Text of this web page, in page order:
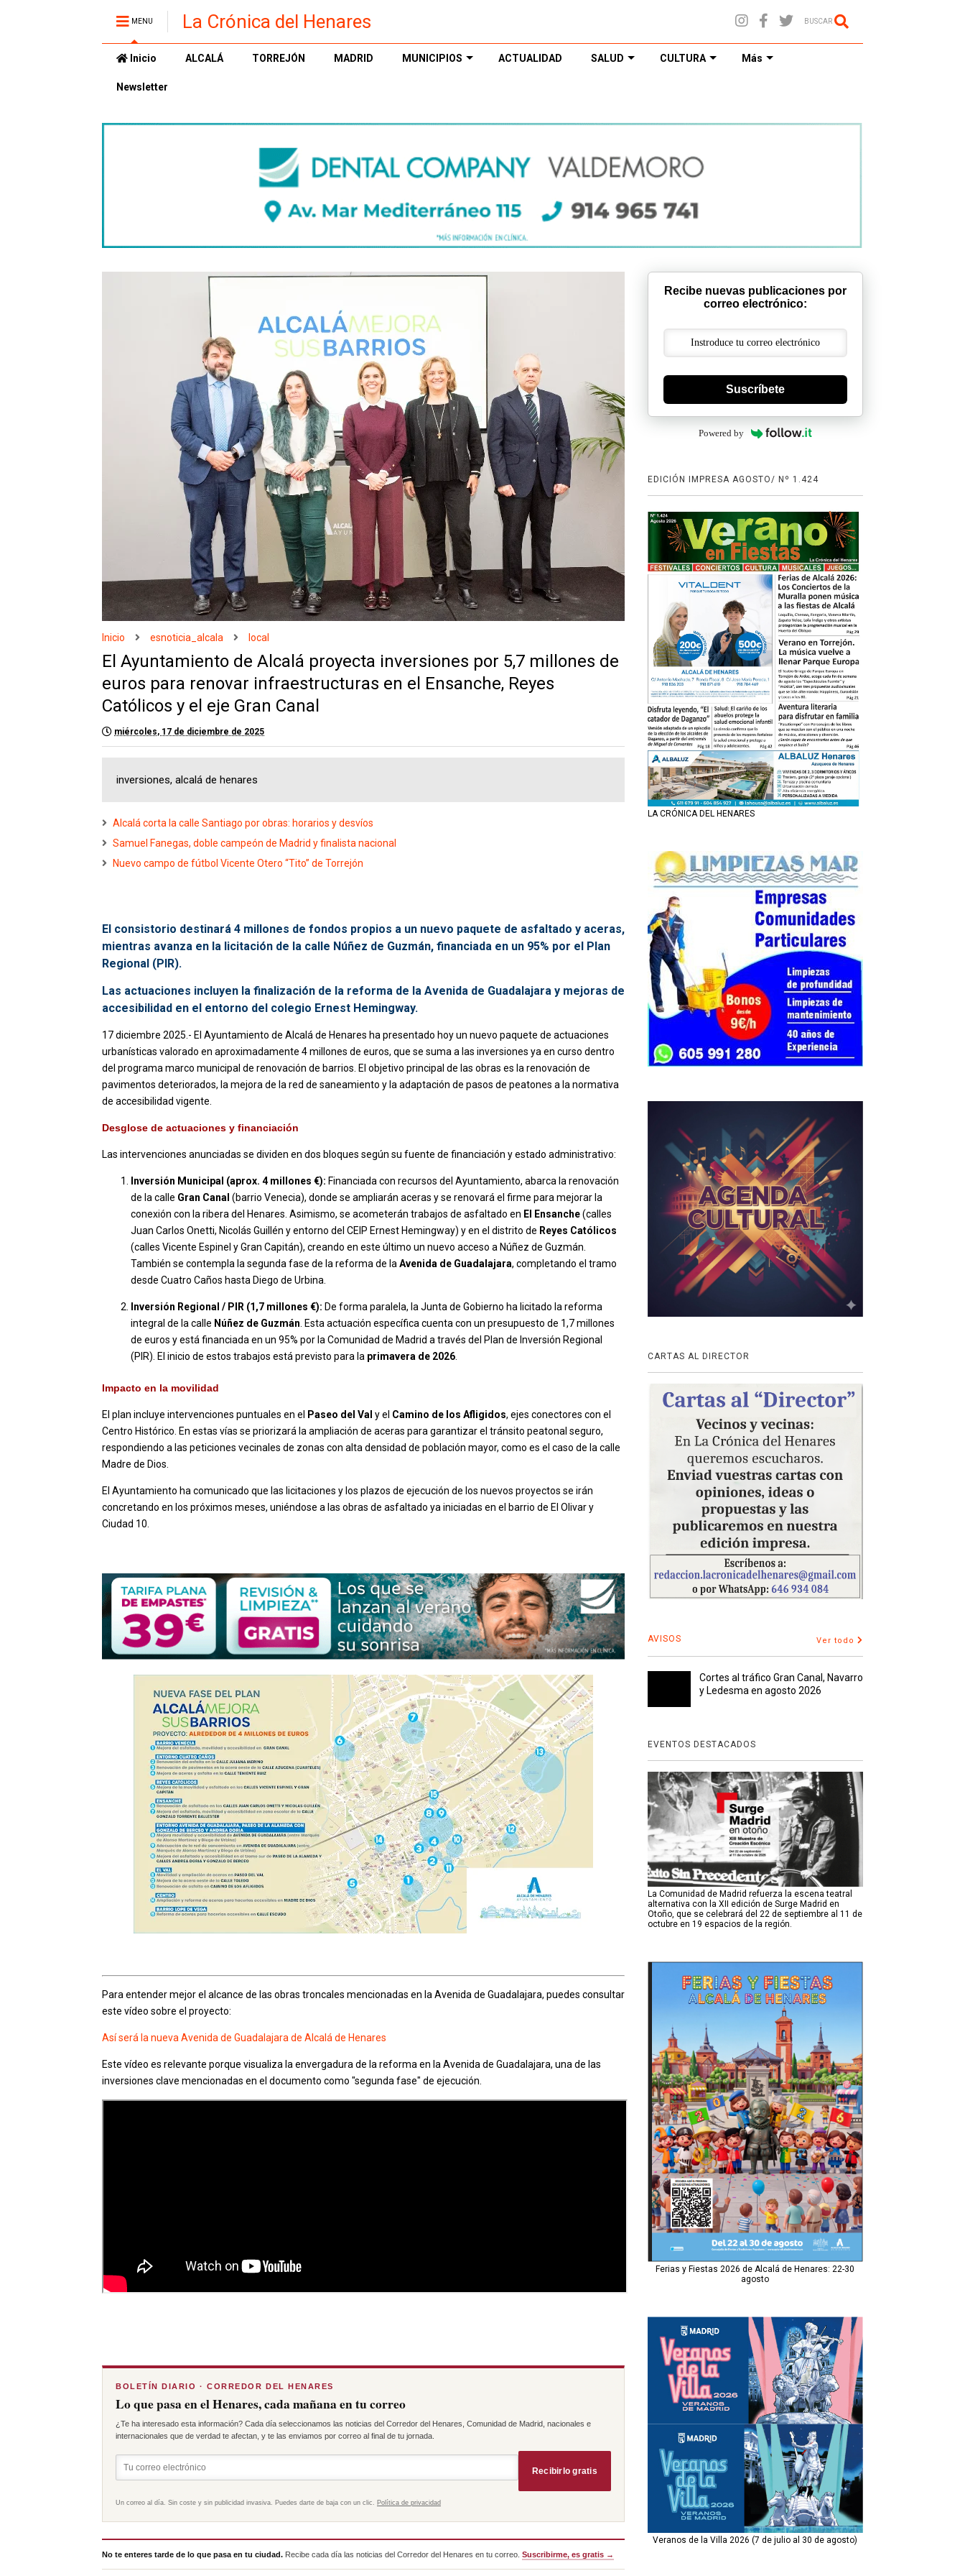
MENU La Crónica del Henares BUSCAR
Inicio ALCALÁ TORREJÓN MADRID MUNICIPIOS ACTUALIDAD SALUD CULTURA Más
Newsletter
Inicio esnoticia_alcala local
El Ayuntamiento de Alcalá proyecta inversiones por 5,7 millones de
euros para renovar infraestructuras en el Ensanche, Reyes
Católicos y el eje Gran Canal
miércoles, 17 de diciembre de 2025
inversiones, alcalá de henares
Alcalá corta la calle Santiago por obras: horarios y desvíos
Samuel Fanegas, doble campeón de Madrid y finalista nacional
Nuevo campo de fútbol Vicente Otero “Tito” de Torrejón
El consistorio destinará 4 millones de fondos propios a un nuevo paquete de asfaltado y aceras,
mientras avanza en la licitación de la calle Núñez de Guzmán, financiada en un 95% por el Plan
Regional (PIR).
Las actuaciones incluyen la finalización de la reforma de la Avenida de Guadalajara y mejoras de
accesibilidad en el entorno del colegio Ernest Hemingway.
17 diciembre 2025.- El Ayuntamiento de Alcalá de Henares ha presentado hoy un nuevo paquete de actuaciones
urbanísticas valorado en aproximadamente 4 millones de euros, que se suma a las inversiones ya en curso dentro
del programa marco municipal de renovación de barrios. El objetivo principal de las obras es la renovación de
pavimentos deteriorados, la mejora de la red de saneamiento y la adaptación de pasos de peatones a la normativa
de accesibilidad vigente.
Desglose de actuaciones y financiación
Las intervenciones anunciadas se dividen en dos bloques según su fuente de financiación y estado administrativo:
Inversión Municipal (aprox. 4 millones €): Financiada con recursos del Ayuntamiento, abarca la renovación
de la calle Gran Canal (barrio Venecia), donde se ampliarán aceras y se renovará el firme para mejorar la
conexión con la ribera del Henares. Asimismo, se acometerán trabajos de asfaltado en El Ensanche(calles
Juan Carlos Onetti, Nicolás Guillén y entorno del CEIP Ernest Hemingway) y en el distrito de Reyes Católicos
(calles Vicente Espinel y Gran Capitán), creando en este último un nuevo acceso a Núñez de Guzmán.
También se contempla la segunda fase de la reforma de la Avenida de Guadalajara, completando el tramo
desde Cuatro Caños hasta Diego de Urbina.
Inversión Regional / PIR (1,7 millones €): De forma paralela, la Junta de Gobierno ha licitado la reforma
integral de la calle Núñez de Guzmán . Esta actuación específica cuenta con un presupuesto de 1,7 millones
de euros y está financiada en un 95% por la Comunidad de Madrid a través del Plan de Inversión Regional
(PIR). El inicio de estos trabajos está previsto para la primavera de 2026
Impacto en la movilidad
El plan incluye intervenciones puntuales en el Paseo del Val y el Camino de los Afligidos, ejes conectores con el
Centro Histórico. En estas vías se priorizará la ampliación de aceras para garantizar el tránsito peatonal seguro,
respondiendo a las peticiones vecinales de zonas con alta densidad de población mayor, como es el caso de la calle
Madre de Dios.
El Ayuntamiento ha comunicado que las licitaciones y los plazos de ejecución de los nuevos proyectos se irán
concretando en los próximos meses, uniéndose a las obras de asfaltado ya iniciadas en el barrio de El Olivar y
Ciudad 10.
Para entender mejor el alcance de las obras troncales mencionadas en la Avenida de Guadalajara, puedes consultar
este vídeo sobre el proyecto:
Así será la nueva Avenida de Guadalajara de Alcalá de Henares
Este vídeo es relevante porque visualiza la envergadura de la reforma en la Avenida de Guadalajara, una de las
inversiones clave mencionadas en el documento como "segunda fase" de ejecución.
BOLETÍN DIARIO · CORREDOR DEL HENARES
Lo que pasa en el Henares, cada mañana en tu correo
¿Te ha interesado esta información? Cada día seleccionamos las noticias del Corredor del Henares, Comunidad de Madrid, nacionales e
internacionales que de verdad te afectan, y te las enviamos por correo al final de tu jornada.
Recibirlo gratis
Un correo al día. Sin coste y sin publicidad invasiva. Puedes darte de baja con un clic. Política de privacidad
No te enteres tarde de lo que pasa en tu ciudad. Recibe cada día las noticias del Corredor del Henares en tu correo. Suscribirme, es gratis →
Recibe nuevas publicaciones por
correo electrónico:
Suscríbete
Powered by
EDICIÓN IMPRESA AGOSTO/ Nº 1.424
LA CRÓNICA DEL HENARES
CARTAS AL DIRECTOR
AVISOS Ver todo
Cortes al tráfico Gran Canal, Navarro
y Ledesma en agosto 2026
EVENTOS DESTACADOS
La Comunidad de Madrid refuerza la escena teatral
alternativa con la XII edición de Surge Madrid en
Otoño, que se celebrará del 22 de septiembre al 11 de
octubre en 19 espacios de la región.
Ferias y Fiestas 2026 de Alcalá de Henares: 22-30
agosto
Veranos de la Villa 2026 (7 de julio al 30 de agosto)